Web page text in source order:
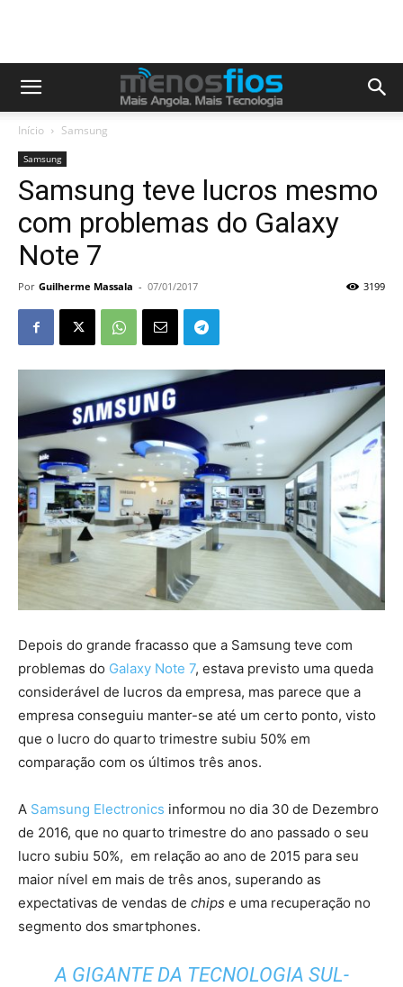
Início Samsung
Samsung
Samsung teve lucros mesmo
com problemas do Galaxy
Note 7
Por Guilherme Massala - 07/01/2017 3199
Depois do grande fracasso que a Samsung teve com
problemas do Galaxy Note 7, estava previsto uma queda
considerável de lucros da empresa, mas parece que a
empresa conseguiu manter-se até um certo ponto, visto
que o lucro do quarto trimestre subiu 50% em
comparação com os últimos três anos.
A Samsung Electronics informou no dia 30 de Dezembro
de 2016, que no quarto trimestre do ano passado o seu
lucro subiu 50%, em relação ao ano de 2015 para seu
maior nível em mais de três anos, superando as
expectativas de vendas de chips e uma recuperação no
segmento dos smartphones.
A GIGANTE DA TECNOLOGIA SUL-